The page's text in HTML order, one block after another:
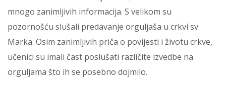
mnogo zanimljivih informacija. S velikom su
pozornošću slušali predavanje orguljaša u crkvi sv.
Marka. Osim zanimljivih priča o povijesti i životu crkve,
učenici su imali čast poslušati različite izvedbe na
orguljama što ih se posebno dojmilo.